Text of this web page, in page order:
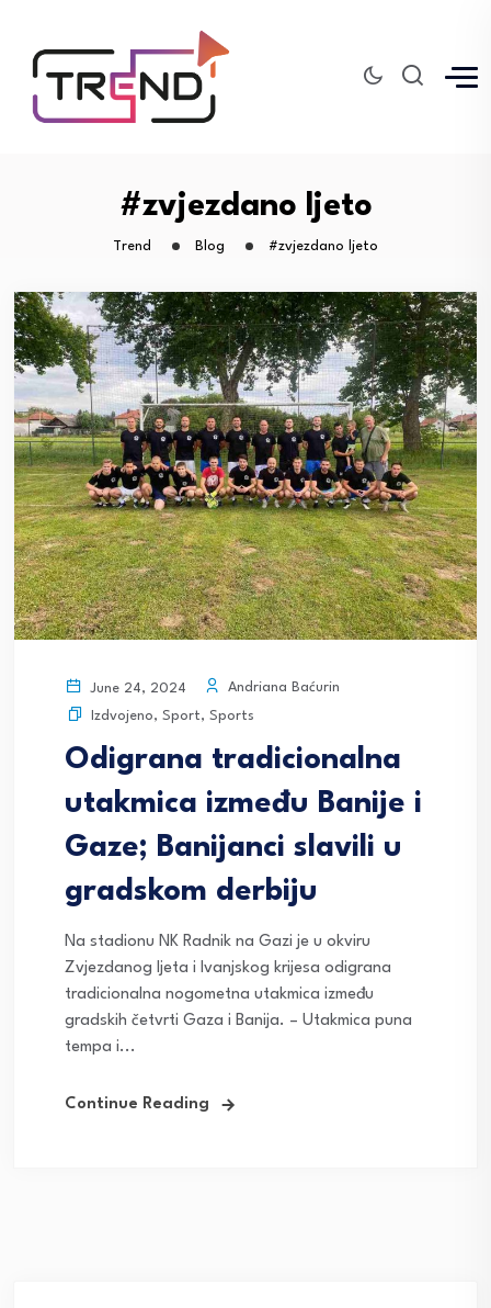
#zvjezdano ljeto
Trend Blog #zvjezdano ljeto
June 24, 2024
Andriana Baćurin
Izdvojeno, Sport, Sports
Odigrana tradicionalna
utakmica između Banije i
Gaze; Banijanci slavili u
gradskom derbiju
Na stadionu NK Radnik na Gazi je u okviru
Zvjezdanog ljeta i Ivanjskog krijesa odigrana
tradicionalna nogometna utakmica između
gradskih četvrti Gaza i Banija. – Utakmica puna
tempa i...
Continue Reading